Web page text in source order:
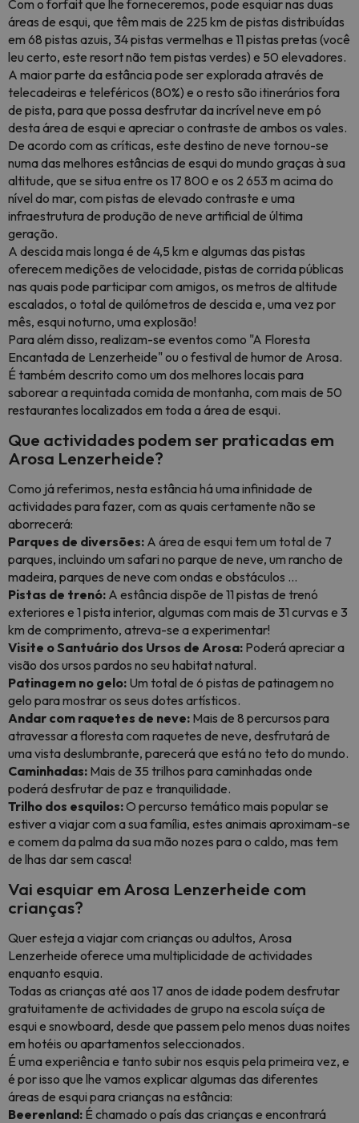
Com o forfait que lhe forneceremos, pode esquiar nas duas
áreas de esqui, que têm mais de 225 km de pistas distribuídas
em 68 pistas azuis, 34 pistas vermelhas e 11 pistas pretas (você
leu certo, este resort não tem pistas verdes) e 50 elevadores.
A maior parte da estância pode ser explorada através de
telecadeiras e teleféricos (80%) e o resto são itinerários fora
de pista, para que possa desfrutar da incrível neve em pó
desta área de esqui e apreciar o contraste de ambos os vales.
De acordo com as críticas, este destino de neve tornou-se
numa das melhores estâncias de esqui do mundo graças à sua
altitude, que se situa entre os 17 800 e os 2 653 m acima do
nível do mar, com pistas de elevado contraste e uma
infraestrutura de produção de neve artificial de última
geração.
A descida mais longa é de 4,5 km e algumas das pistas
oferecem medições de velocidade, pistas de corrida públicas
nas quais pode participar com amigos, os metros de altitude
escalados, o total de quilómetros de descida e, uma vez por
mês, esqui noturno, uma explosão!
Para além disso, realizam-se eventos como "A Floresta
Encantada de Lenzerheide" ou o festival de humor de Arosa.
É também descrito como um dos melhores locais para
saborear a requintada comida de montanha, com mais de 50
restaurantes localizados em toda a área de esqui.
Que actividades podem ser praticadas em
Arosa Lenzerheide?
Como já referimos, nesta estância há uma infinidade de
actividades para fazer, com as quais certamente não se
aborrecerá:
Parques de diversões: A área de esqui tem um total de 7
parques, incluindo um safari no parque de neve, um rancho de
madeira, parques de neve com ondas e obstáculos ...
Pistas de trenó: A estância dispõe de 11 pistas de trenó
exteriores e 1 pista interior, algumas com mais de 31 curvas e 3
km de comprimento, atreva-se a experimentar!
Visite o Santuário dos Ursos de Arosa: Poderá apreciar a
visão dos ursos pardos no seu habitat natural.
Patinagem no gelo: Um total de 6 pistas de patinagem no
gelo para mostrar os seus dotes artísticos.
Andar com raquetes de neve: Mais de 8 percursos para
atravessar a floresta com raquetes de neve, desfrutará de
uma vista deslumbrante, parecerá que está no teto do mundo.
Caminhadas: Mais de 35 trilhos para caminhadas onde
poderá desfrutar de paz e tranquilidade.
Trilho dos esquilos:O percurso temático mais popular se
estiver a viajar com a sua família, estes animais aproximam-se
e comem da palma da sua mão nozes para o caldo, mas tem
de lhas dar sem casca!
Vai esquiar em Arosa Lenzerheide com
crianças?
Quer esteja a viajar com crianças ou adultos, Arosa
Lenzerheide oferece uma multiplicidade de actividades
enquanto esquia.
Todas as crianças até aos 17 anos de idade podem desfrutar
gratuitamente de actividades de grupo na escola suíça de
esqui e snowboard, desde que passem pelo menos duas noites
em hotéis ou apartamentos seleccionados.
É uma experiência e tanto subir nos esquis pela primeira vez, e
é por isso que lhe vamos explicar algumas das diferentes
áreas de esqui para crianças na estância:
Beerenland: É chamado o país das crianças e encontrará